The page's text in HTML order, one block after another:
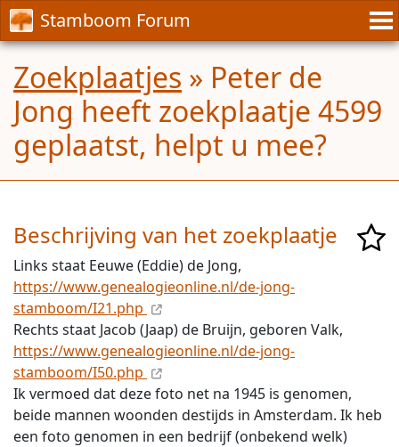
Stamboom Forum
Zoekplaatjes » Peter de
Jong heeft zoekplaatje 4599
geplaatst, helpt u mee?
Beschrijving van het zoekplaatje
Links staat Eeuwe (Eddie) de Jong,
https://www.genealogieonline.nl/de-jong-
stamboom/I21.php
Rechts staat Jacob (Jaap) de Bruijn, geboren Valk,
https://www.genealogieonline.nl/de-jong-
stamboom/I50.php
Ik vermoed dat deze foto net na 1945 is genomen,
beide mannen woonden destijds in Amsterdam. Ik heb
een foto genomen in een bedrijf (onbekend welk)